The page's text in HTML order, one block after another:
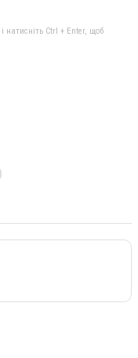
натисніть Ctrl + Enter, щоб